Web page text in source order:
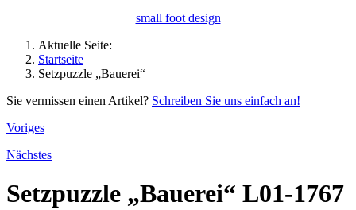
small foot design
Aktuelle Seite:
Startseite
Setzpuzzle „Bauerei“
Sie vermissen einen Artikel? Schreiben Sie uns einfach an!
Voriges
Nächstes
Setzpuzzle „Bauerei“ L01-1767